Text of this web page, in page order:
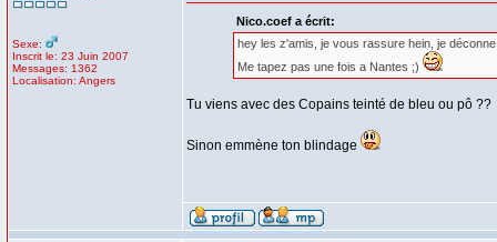
Sexe:
Inscrit le: 23 Juin 2007
Messages: 1362
Localisation: Angers
Nico.coef a écrit:
hey les z'amis, je vous rassure hein, je déconne
Me tapez pas une fois a Nantes ;)
Tu viens avec des Copains teinté de bleu ou pô ??
Sinon emmène ton blindage